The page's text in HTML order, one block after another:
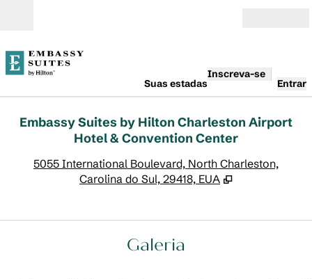
Suas estadas
Inscreva-se
Entrar
Embassy Suites by Hilton Charleston Airport
Hotel & Convention Center
5055 International Boulevard, North Charleston,
Carolina do Sul, 29418, EUA
Galeria